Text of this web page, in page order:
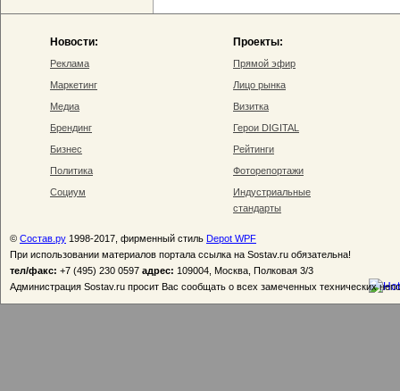
Новости:
Реклама
Маркетинг
Медиа
Брендинг
Бизнес
Политика
Социум
Проекты:
Прямой эфир
Лицо рынка
Визитка
Герои DIGITAL
Рейтинги
Фоторепортажи
Индустриальные
стандарты
© Состав.ру 1998-2017, фирменный стиль Depot WPF
При использовании материалов портала ссылка на Sostav.ru обязательна!
тел/факс: +7 (495) 230 0597 адрес: 109004, Москва, Полковая 3/3
Администрация Sostav.ru просит Вас сообщать о всех замеченных технических